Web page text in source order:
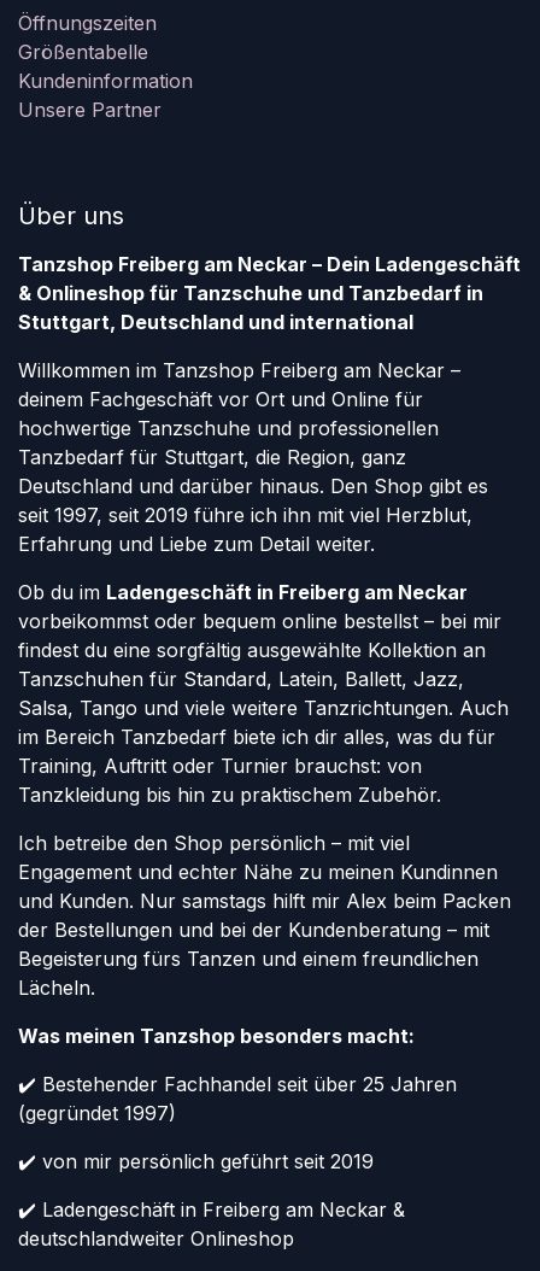
Öffnungszeiten
Größentabelle
Kundeninformation
Unsere Partner
Über uns
Tanzshop Freiberg am Neckar – Dein Ladengeschäft
& Onlineshop für Tanzschuhe und Tanzbedarf in
Stuttgart, Deutschland und international
Willkommen im Tanzshop Freiberg am Neckar –
deinem Fachgeschäft vor Ort und Online für
hochwertige Tanzschuhe und professionellen
Tanzbedarf für Stuttgart, die Region, ganz
Deutschland und darüber hinaus. Den Shop gibt es
seit 1997, seit 2019 führe ich ihn mit viel Herzblut,
Erfahrung und Liebe zum Detail weiter.
Ob du im Ladengeschäft in Freiberg am Neckar
vorbeikommst oder bequem online bestellst – bei mir
findest du eine sorgfältig ausgewählte Kollektion an
Tanzschuhen für Standard, Latein, Ballett, Jazz,
Salsa, Tango und viele weitere Tanzrichtungen. Auch
im Bereich Tanzbedarf biete ich dir alles, was du für
Training, Auftritt oder Turnier brauchst: von
Tanzkleidung bis hin zu praktischem Zubehör.
Ich betreibe den Shop persönlich – mit viel
Engagement und echter Nähe zu meinen Kundinnen
und Kunden. Nur samstags hilft mir Alex beim Packen
der Bestellungen und bei der Kundenberatung – mit
Begeisterung fürs Tanzen und einem freundlichen
Lächeln.
Was meinen Tanzshop besonders macht:
✔️ Bestehender Fachhandel seit über 25 Jahren
(gegründet 1997)
✔️ von mir persönlich geführt seit 2019
✔️ Ladengeschäft in Freiberg am Neckar &
deutschlandweiter Onlineshop